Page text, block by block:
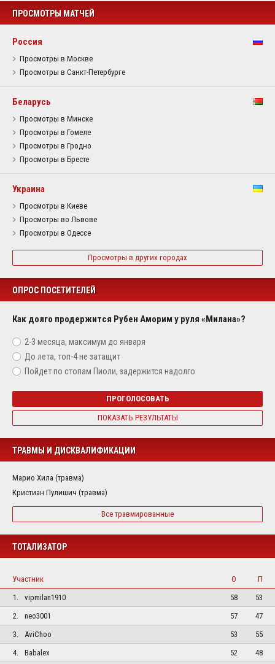
ПРОСМОТРЫ МАТЧЕЙ
Россия
Просмотры в Москве
Просмотры в Санкт-Петербурге
Беларусь
Просмотры в Минске
Просмотры в Гомеле
Просмотры в Гродно
Просмотры в Бресте
Украина
Просмотры в Киеве
Просмотры во Львове
Просмотры в Одессе
Просмотры в других городах
ОПРОС ПОСЕТИТЕЛЕЙ
Как долго продержится Рубен Аморим у руля «Милана»?
2-3 месяца, максимум до января
До лета, топ-4 не затащит
Пойдет по стопам Пиоли, задержится надолго
ПРОГОЛОСОВАТЬ
ПОКАЗАТЬ РЕЗУЛЬТАТЫ
ТРАВМЫ И ДИСКВАЛИФИКАЦИИ
Марио Хила (травма)
Кристиан Пулишич (травма)
Все травмированные
ТОТАЛИЗАТОР
Участник О
П
1.
vipmilan1910 58
53
2.
neo3001 57
47
3.
AviChoo 53
55
4.
Babalex 52 48